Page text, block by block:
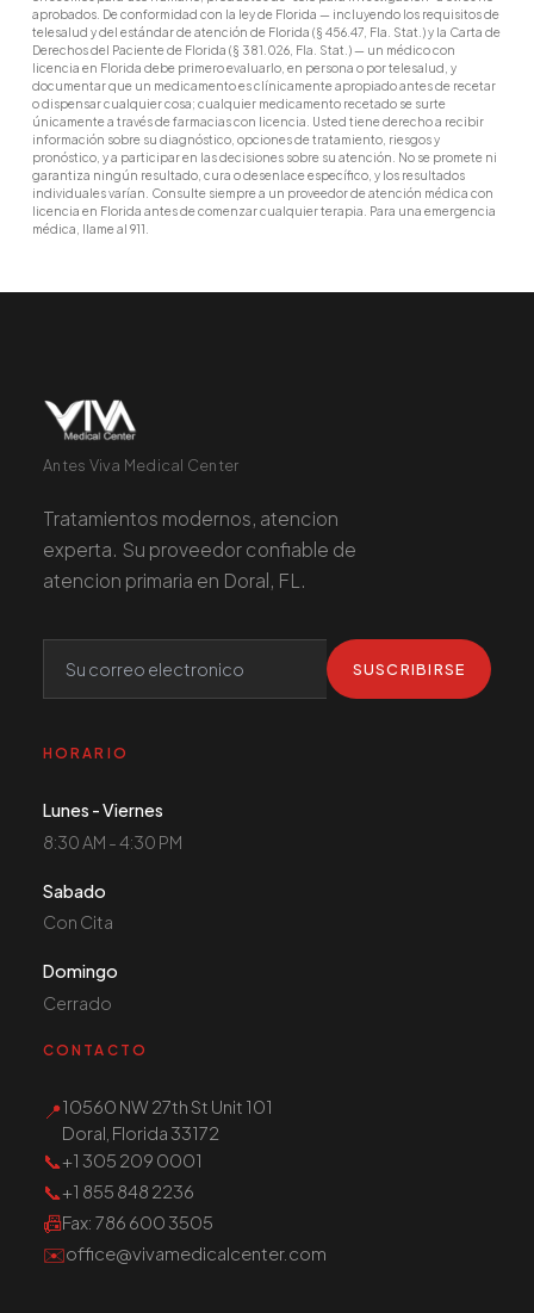
aprobados. De conformidad con la ley de Florida — incluyendo los requisitos de
telesalud y del estándar de atención de Florida (§ 456.47, Fla. Stat.) y la Carta de
Derechos del Paciente de Florida (§ 381.026, Fla. Stat.) — un médico con
licencia en Florida debe primero evaluarlo, en persona o por telesalud, y
documentar que un medicamento es clínicamente apropiado antes de recetar
o dispensar cualquier cosa; cualquier medicamento recetado se surte
únicamente a través de farmacias con licencia. Usted tiene derecho a recibir
información sobre su diagnóstico, opciones de tratamiento, riesgos y
pronóstico, y a participar en las decisiones sobre su atención. No se promete ni
garantiza ningún resultado, cura o desenlace específico, y los resultados
individuales varían. Consulte siempre a un proveedor de atención médica con
licencia en Florida antes de comenzar cualquier terapia. Para una emergencia
médica, llame al 911.
Antes Viva Medical Center
Tratamientos modernos, atencion
experta. Su proveedor confiable de
atencion primaria en Doral, FL.
SUSCRIBIRSE
HORARIO
Lunes - Viernes
8:30 AM - 4:30 PM
Sabado
Con Cita
Domingo
Cerrado
CONTACTO
📍10560 NW 27th St Unit 101
Doral, Florida 33172
📞+1 305 209 0001
📞+1 855 848 2236
📠Fax: 786 600 3505
✉️office@vivamedicalcenter.com